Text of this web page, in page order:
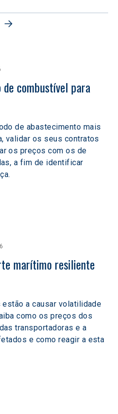
combustível para
de abastecimento mais
validar os seus contratos
os preços com os de
a fim de identificar
marítimo resiliente
a causar volatilidade
como os preços dos
transportadoras e a
e como reagir a esta